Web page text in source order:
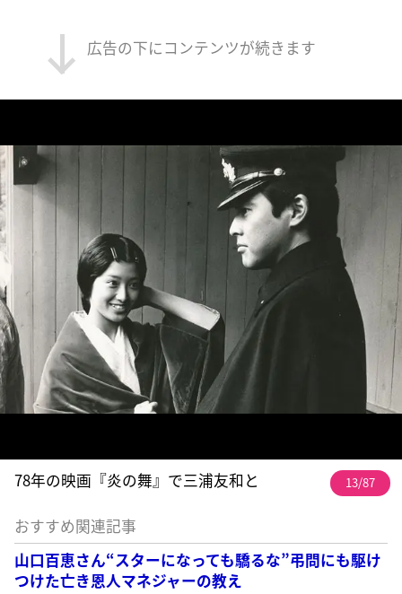
広告の下にコンテンツが続きます
78年の映画『炎の舞』で三浦友和と 13/87
おすすめ関連記事
山口百恵さん“スターになっても驕るな”弔問にも駆け
つけた亡き恩人マネジャーの教え